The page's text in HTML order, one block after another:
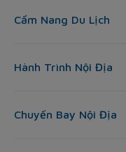
Cẩm Nang Du Lịch
Hành Trình Nội Địa
Chuyến Bay Nội Địa